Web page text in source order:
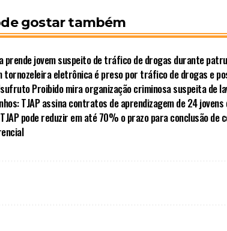
gostar também
prende jovem suspeito de tráfico de drogas durante
tornozeleira eletrônica é preso por tráfico de drogas e
Proibido mira organização criminosa suspeita de
TJAP assina contratos de aprendizagem de 24
pode reduzir em até 70% o prazo para conclusão